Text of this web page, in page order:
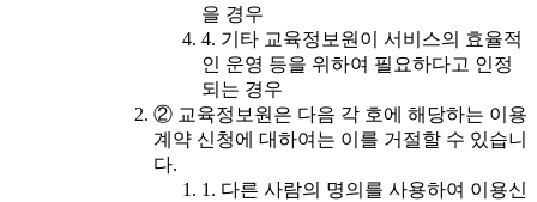
을 경우
4. 기타 교육정보원이 서비스의 효율적
인 운영 등을 위하여 필요하다고 인정
되는 경우
② 교육정보원은 다음 각 호에 해당하는 이용
계약 신청에 대하여는 이를 거절할 수 있습니
다.
1. 다른 사람의 명의를 사용하여 이용신